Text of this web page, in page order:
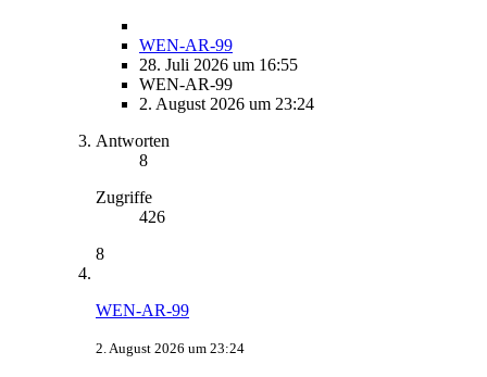
WEN-AR-99
28. Juli 2026 um 16:55
WEN-AR-99
2. August 2026 um 23:24
Antworten
8
Zugriffe
426
8
WEN-AR-99
2. August 2026 um 23:24